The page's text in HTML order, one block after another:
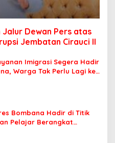
Dewan Pers atas
Jembatan Cirauci II
Imigrasi Segera Hadir
Warga Tak Perlu Lagi ke
Bombana Hadir di Titik
Pelajar Berangkat